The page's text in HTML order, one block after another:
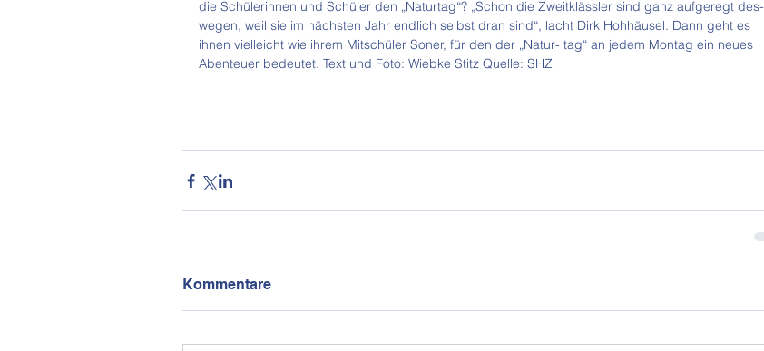
die Schülerinnen und Schüler den „Naturtag“? „Schon die Zweitklässler sind ganz aufgeregt des-
wegen, weil sie im nächsten Jahr endlich selbst dran sind“, lacht Dirk Hohhäusel. Dann geht es
ihnen vielleicht wie ihrem Mitschüler Soner, für den der „Natur- tag“ an jedem Montag ein neues
Abenteuer bedeutet. Text und Foto: Wiebke Stitz Quelle: SHZ
Kommentare